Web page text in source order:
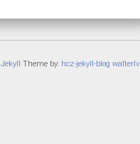
Jekyll Theme by: hcz-jekyll-blog walterlv